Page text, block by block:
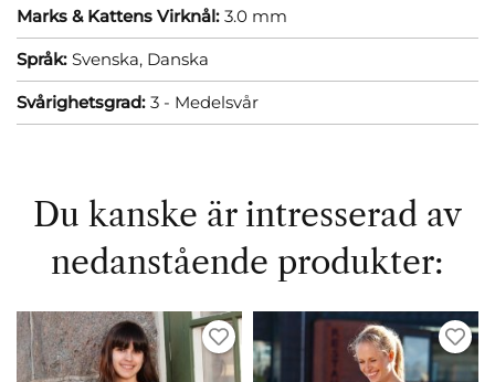
Marks & Kattens Virknål: 3.0 mm
Språk: Svenska, Danska
Svårighetsgrad: 3 - Medelsvår
Du kanske är intresserad av
nedanstående produkter: